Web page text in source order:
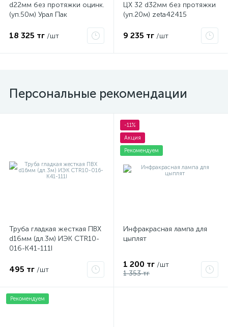
d22мм без протяжки оцинк.
(уп.50м) Урал Пак
18 325 тг /шт
ЦХ 32 d32мм без протяжки
(уп.20м) zeta42415
9 235 тг /шт
Персональные рекомендации
Труба гладкая жесткая ПВХ
d16мм (дл.3м) ИЭК CTR10-
016-K41-111I
495 тг /шт
-11%
Акция
Рекомендуем
Инфракрасная лампа для
цыплят
1 200 тг /шт
1 353 тг
Рекомендуем